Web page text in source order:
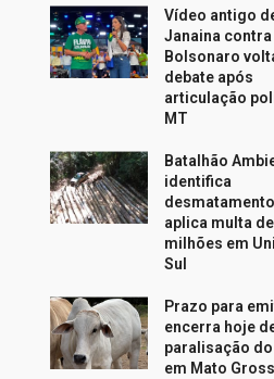
Vídeo antigo
Janaina contra
Bolsonaro
debate após
articulação
MT
Batalhão
identifica
aplica multa
milhões em
Sul
Prazo para
encerra hoje
paralisação
em Mato